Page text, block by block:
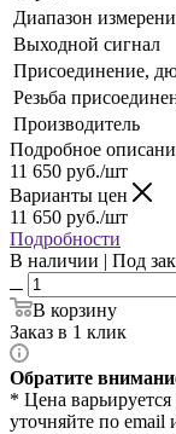
Диапазон
Выходной сигнал
Присоединение,
Резьба
Производитель
Подробное
11 650 руб./шт
Варианты цен
11 650 руб./шт
Подробности
В наличии | Под
В корзину
Заказ в 1 клик
Обратите
* Цена
уточняйте по email